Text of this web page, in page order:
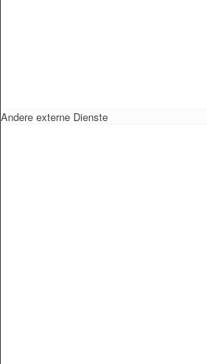
Andere externe Dienste